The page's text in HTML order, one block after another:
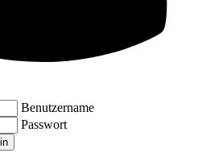
Benutzername
Passwort